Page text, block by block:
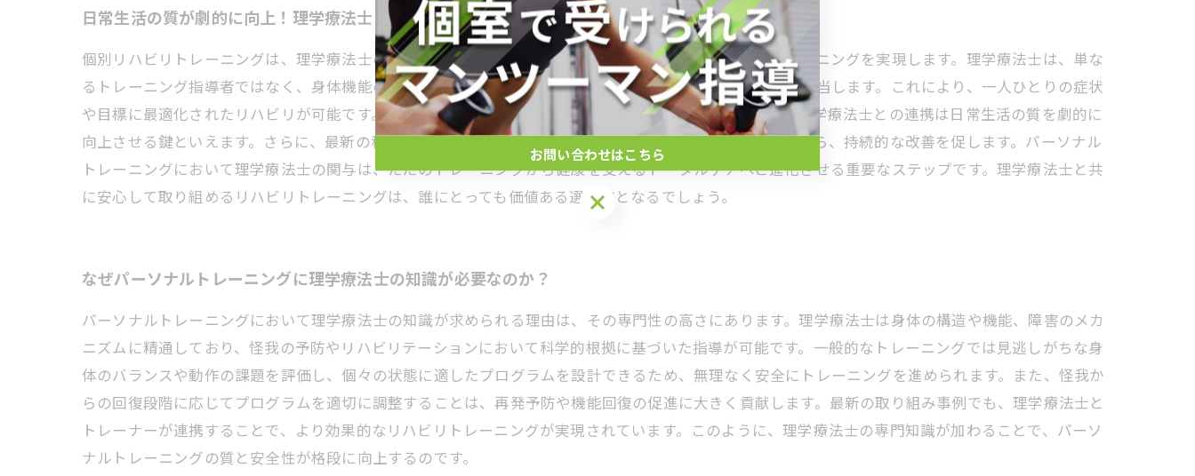
日常生活の質が劇的に向上！理学療法士と進める安心リハビリの全貌
個別リハビリトレーニングは、理学療法士の専門知識と技術を活かすことで、より効果的かつ安全なトレーニングを実現します。理学療法士は、単な
るトレーニング指導者ではなく、身体機能の評価からプログラム作成、怪我の予防や回復支援まで幅広く担当します。これにより、一人ひとりの症状
や目標に最適化されたリハビリが可能です。特に老化や慢性的な痛み、運動機能低下に悩む方にとって、理学療法士との連携は日常生活の質を劇的に
向上させる鍵といえます。さらに、最新の科学的根拠に基づいたアプローチで、リスクを最小限に抑えながら、持続的な改善を促します。パーソナル
トレーニングにおいて理学療法士の関与は、ただのトレーニングから健康を支えるトータルケアへと進化させる重要なステップです。理学療法士と共
に安心して取り組めるリハビリトレーニングは、誰にとっても価値ある選択肢となるでしょう。
なぜパーソナルトレーニングに理学療法士の知識が必要なのか？
パーソナルトレーニングにおいて理学療法士の知識が求められる理由は、その専門性の高さにあります。理学療法士は身体の構造や機能、障害のメカ
ニズムに精通しており、怪我の予防やリハビリテーションにおいて科学的根拠に基づいた指導が可能です。一般的なトレーニングでは見逃しがちな身
体のバランスや動作の課題を評価し、個々の状態に適したプログラムを設計できるため、無理なく安全にトレーニングを進められます。また、怪我か
らの回復段階に応じてプログラムを適切に調整することは、再発予防や機能回復の促進に大きく貢献します。最新の取り組み事例でも、理学療法士と
トレーナーが連携することで、より効果的なリハビリトレーニングが実現されています。このように、理学療法士の専門知識が加わることで、パーソ
ナルトレーニングの質と安全性が格段に向上するのです。
お問い合わせはこちら